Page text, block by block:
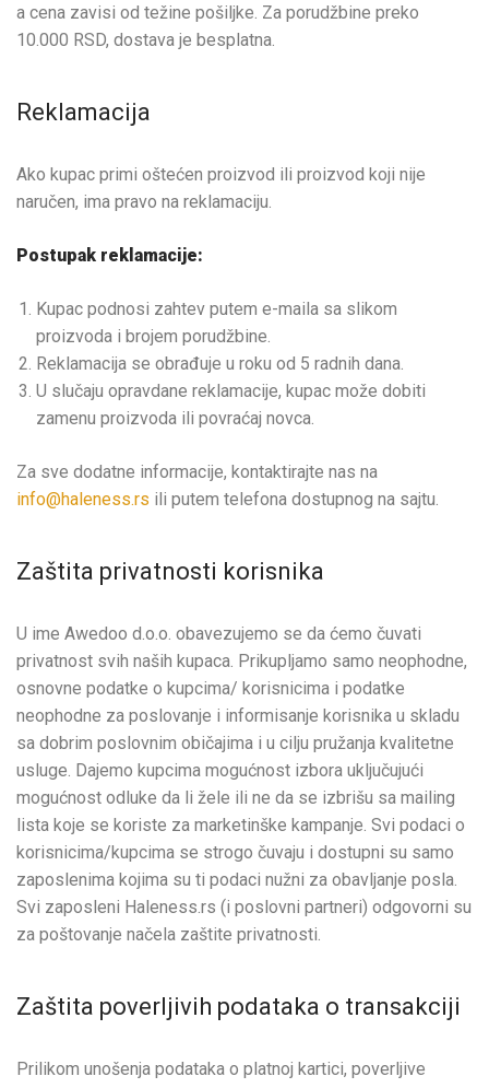
a cena zavisi od težine pošiljke. Za porudžbine preko
10.000 RSD, dostava je besplatna.
Reklamacija
Ako kupac primi oštećen proizvod ili proizvod koji nije
naručen, ima pravo na reklamaciju.
Postupak reklamacije:
Kupac podnosi zahtev putem e-maila sa slikom
proizvoda i brojem porudžbine.
Reklamacija se obrađuje u roku od 5 radnih dana.
U slučaju opravdane reklamacije, kupac može dobiti
zamenu proizvoda ili povraćaj novca.
Za sve dodatne informacije, kontaktirajte nas na
info@haleness.rs ili putem telefona dostupnog na sajtu.
Zaštita privatnosti korisnika
U ime Awedoo d.o.o. obavezujemo se da ćemo čuvati
privatnost svih naših kupaca. Prikupljamo samo neophodne,
osnovne podatke o kupcima/ korisnicima i podatke
neophodne za poslovanje i informisanje korisnika u skladu
sa dobrim poslovnim običajima i u cilju pružanja kvalitetne
usluge. Dajemo kupcima mogućnost izbora uključujući
mogućnost odluke da li žele ili ne da se izbrišu sa mailing
lista koje se koriste za marketinške kampanje. Svi podaci o
korisnicima/kupcima se strogo čuvaju i dostupni su samo
zaposlenima kojima su ti podaci nužni za obavljanje posla.
Svi zaposleni Haleness.rs (i poslovni partneri) odgovorni su
za poštovanje načela zaštite privatnosti.
Zaštita poverljivih podataka o transakciji
Prilikom unošenja podataka o platnoj kartici, poverljive